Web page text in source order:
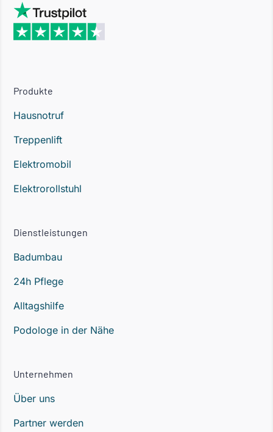
Produkte
Hausnotruf
Treppenlift
Elektromobil
Elektrorollstuhl
Dienstleistungen
Badumbau
24h Pflege
Alltagshilfe
Podologe in der Nähe
Unternehmen
Über uns
Partner werden